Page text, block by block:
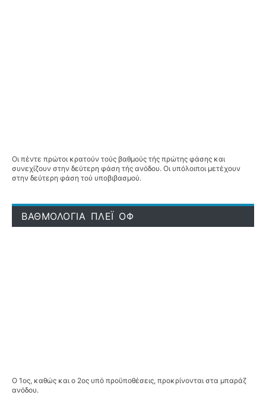
Οι πέντε πρώτοι κρατούν τούς βαθμούς τής πρώτης φάσης και
συνεχίζουν στην δεύτερη φάση τής ανόδου. Οι υπόλοιποι μετέχουν
στην δεύτερη φάση τού υποβιβασμού.
ΒΑΘΜΟΛΟΓΙΑ ΠΛΕΪ ΟΦ
Ο 1ος, καθώς και ο 2ος υπό προϋποθέσεις, προκρίνονται στα μπαράζ
ανόδου.